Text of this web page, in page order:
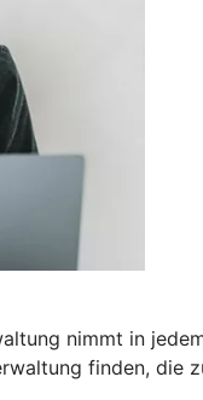
nimmt in
finden, die